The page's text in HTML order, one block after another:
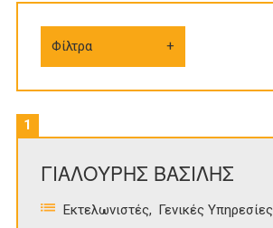
Φίλτρα
1
ΓΙΑΛΟΥΡΗΣ ΒΑΣΙΛΗΣ
Εκτελωνιστές
Γενικές Υπηρεσίες